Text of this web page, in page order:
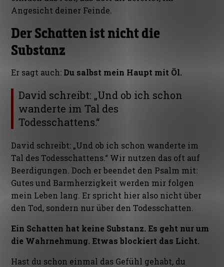
Angesicht deiner Feinde.
Der Schatten ist nicht die
Substanz
Er sagt auch: Du salbst mein Haupt mit Öl.
David schreibt: „Und ob ich schon
wanderte im Tal des
Todesschattens.“
David schreibt: „Und ob ich schon wanderte im
Tal des Todesschattens.“ Wir nutzen das oft auf
Beerdigungen. Doch er beendet den Psalm mit:
Gutes und Barmherzigkeit werden mir folgen
mein Leben lang. Er spricht hier also nicht über
den Tod, sondern nur über den Todesschatten.
Ein Schatten hat keine Substanz. Es geht nur um
die Wahrnehmung. Etwas blockiert das Licht.
Hast du schon einmal das Gefühl gehabt, du